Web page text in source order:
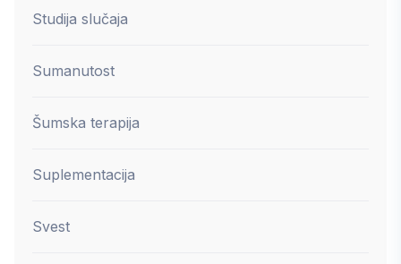
Studija slučaja
Sumanutost
Šumska terapija
Suplementacija
Svest